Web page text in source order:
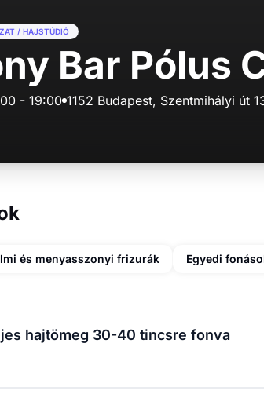
/ HAJSTÚDIÓ
Bar Pólus
- 19:00 1152 Budapest, Szentmihályi út
és menyasszonyi frizurák Egyedi
hajtömeg 30-40 tincsre fonva